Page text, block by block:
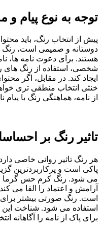
توجه به نوع پیام و
پیش از انتخاب رنگ، باید
دوستانه و صمیمی است، رنگ
هستند. برای دعوت نامه ها،
شخصی، استفاده از رنگ
ایجاد کند. در مقابل، اگر
خنثی انتخاب منطقی تری
از نامه، هماهنگی رنگ با پیام
تاثیر رنگ بر
هر رنگ تاثیر روانی خاصی
پاکی است و پرکاربردترین
می شود. رنگ کرم حس گرما
آرامش و اعتماد را القا می
است. رنگ صورتی بیشتر
استفاده می شود. شناخت
برای پاک از نامه را آگاهانه